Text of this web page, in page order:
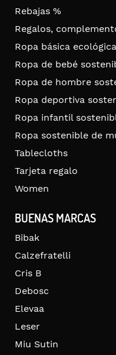
Rebajas %
Regalos,
Ropa básica ecológica
Ropa de bebé
Ropa de hombre
Ropa deportiva
Ropa infantil
Ropa sostenible de
Tablecloths
Tarjeta regalo
Women
BUENAS MARCAS
Bibak
Calzefratelli
Cris B
Debosc
Elevaa
Leser
Miu Sutin